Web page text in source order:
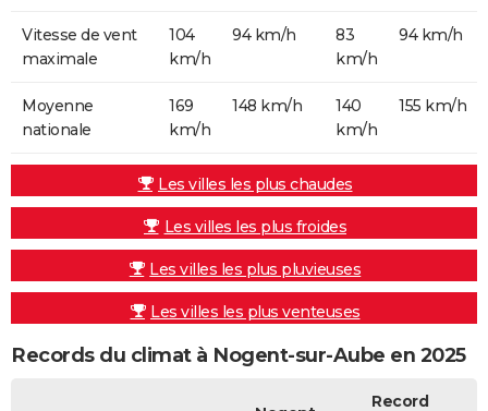
Vitesse de vent
maximale
104
km/h
94 km/h
83
km/h
94 km/h
Moyenne
nationale
169
km/h
148 km/h
140
km/h
155 km/h
Les villes les plus chaudes
Les villes les plus froides
Les villes les plus pluvieuses
Les villes les plus venteuses
Records du climat à Nogent-sur-Aube en 2025
Record